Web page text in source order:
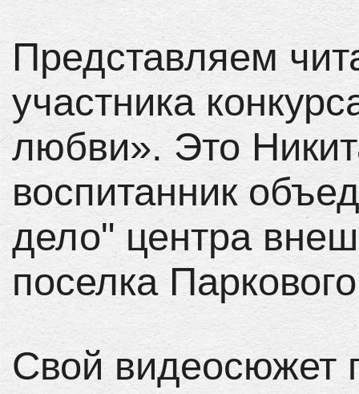
Представляем
участника
любви». Это
воспитанник
дело" центра
поселка
Свой видеосюжет